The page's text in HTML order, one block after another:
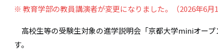
リ
ー
ー
リ
※ 教育学部の教員講演者が変更になりました。（2026年6月
高校生等の受験生対象の進学説明会「京都大学miniオー
す。